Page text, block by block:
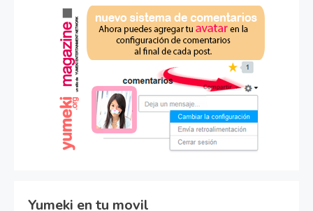
Yumeki en tu movil